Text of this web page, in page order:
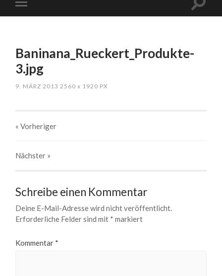
Baninana_Rueckert_Produkte-
3.jpg
9. MÄRZ 2013 2560x 1920 PX
« Vorheriger
Nächster »
Schreibe einen Kommentar
Deine E-Mail-Adresse wird nicht veröffentlicht.
Erforderliche Felder sind mit * markiert
Kommentar *